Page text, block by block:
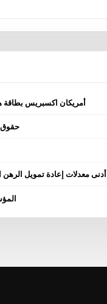
أمريكان اكسبريس بطاقة
حقوق
أدنى معدلات إعادة تمويل